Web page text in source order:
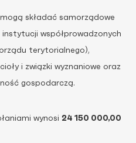
składać samorządowe
współprowadzonych
terytorialnego),
i związki wyznaniowe oraz
gospodarczą.
wynosi 24 150 000,00